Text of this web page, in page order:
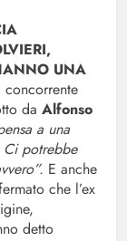
UNA
concorrente
da Alfonso
a una
Ci potrebbe
E anche
che l’ex
detto